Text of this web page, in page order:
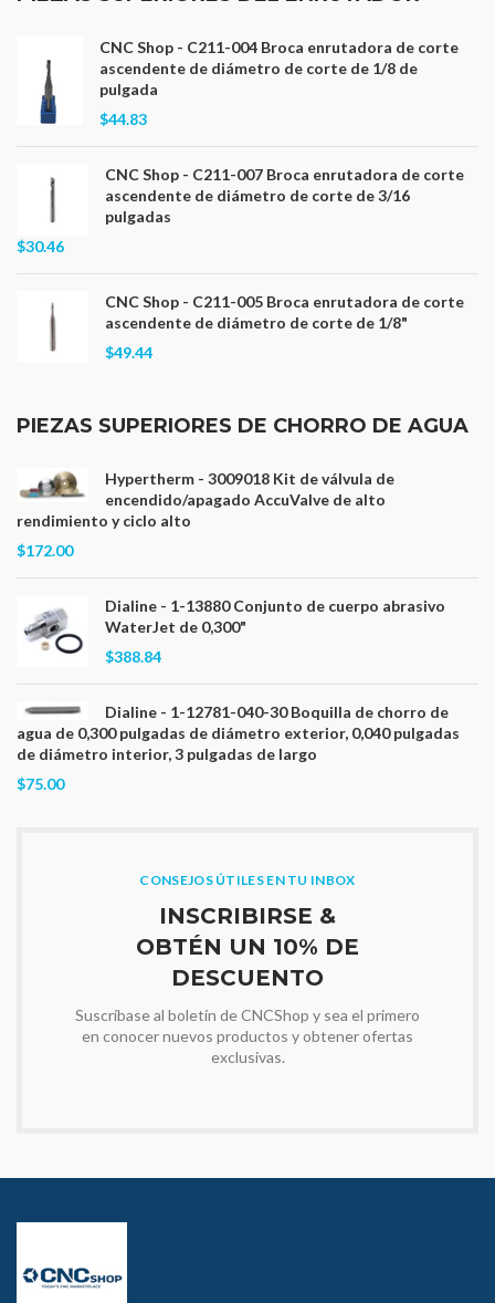
CNC Shop - C211-004 Broca enrutadora de corte
ascendente de diámetro de corte de 1/8 de
pulgada
$44.83
CNC Shop - C211-007 Broca enrutadora de corte
ascendente de diámetro de corte de 3/16
pulgadas
$30.46
CNC Shop - C211-005 Broca enrutadora de corte
ascendente de diámetro de corte de 1/8"
$49.44
PIEZAS SUPERIORES DE CHORRO DE AGUA
Hypertherm - 3009018 Kit de válvula de
encendido/apagado AccuValve de alto
rendimiento y ciclo alto
$172.00
Dialine - 1-13880 Conjunto de cuerpo abrasivo
WaterJet de 0,300"
$388.84
Dialine - 1-12781-040-30 Boquilla de chorro de
agua de 0,300 pulgadas de diámetro exterior, 0,040 pulgadas
de diámetro interior, 3 pulgadas de largo
$75.00
CONSEJOS ÚTILES EN TU INBOX
INSCRIBIRSE &
OBTÉN UN 10% DE
DESCUENTO
Suscríbase al boletín de CNCShop y sea el primero
en conocer nuevos productos y obtener ofertas
exclusivas.